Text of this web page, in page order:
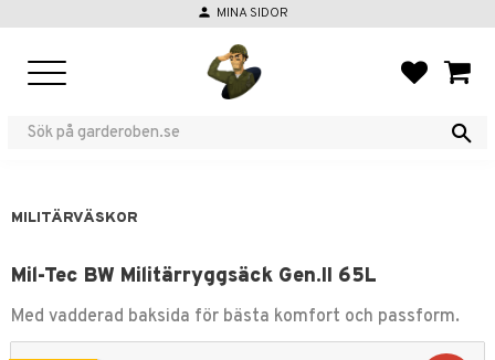
person MINA SIDOR
MILITÄRVÄSKOR
Mil-Tec BW Militärryggsäck Gen.II 65L
Med vadderad baksida för bästa komfort och passform.